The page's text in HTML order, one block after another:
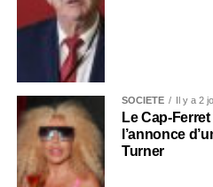
SOCIÉTÉ Il y a 2
Le Cap-
l’annonce
Turner